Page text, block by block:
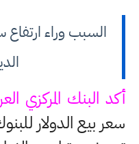
السبب وراء
أكد البنك المركزي
سعر بيع الدولار